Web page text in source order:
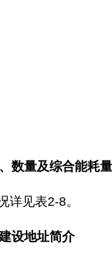
数量及综合能耗量
详见表2-8。
设地址简介